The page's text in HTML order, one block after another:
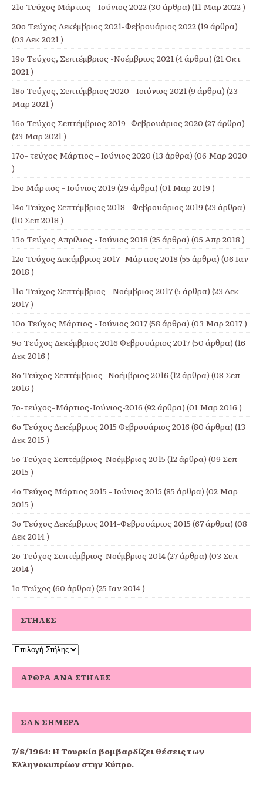
21ο Τεύχος Μάρτιος - Ιούνιος 2022(30 άρθρα) (11 Μαρ 2022 )
20ο Τεύχος Δεκέμβριος 2021-Φεβρουάριος 2022(19 άρθρα)
(03 Δεκ 2021 )
19ο Τεύχος, Σεπτέμβριος -Νοέμβριος 2021(4 άρθρα) (21 Οκτ
2021 )
18ο Τεύχος, Σεπτέμβριος 2020 - Ιοιύνιος 2021(9 άρθρα) (23
Μαρ 2021 )
16ο Τεύχος Σεπτέμβριος 2019- Φεβρουάριος 2020 (27 άρθρα)
(23 Μαρ 2021 )
17o- τεύχος Μάρτιος – Ιούνιος 2020 (13 άρθρα) (06 Μαρ 2020
)
15ο Μάρτιος - Ιούνιος 2019 (29 άρθρα) (01 Μαρ 2019 )
14ο Τεύχος Σεπτέμβριος 2018 - Φεβρουάριος 2019 (23 άρθρα)
(10 Σεπ 2018 )
13ο Τεύχος Απρίλιος - Ιούνιος 2018 (25 άρθρα) (05 Απρ 2018 )
12ο Τεύχος Δεκέμβριος 2017- Μάρτιος 2018 (55 άρθρα) (06 Ιαν
2018 )
11o Τεύχος Σεπτέμβριος - Νοέμβριος 2017(5 άρθρα) (23 Δεκ
2017 )
10ο Τεύχος Μάρτιος - Ιούνιος 2017(58 άρθρα) (03 Μαρ 2017 )
9o Τεύχος Δεκέμβριος 2016 Φεβρουάριος 2017(50 άρθρα) (16
Δεκ 2016 )
8ο Τεύχος Σεπτέμβριος- Νοέμβριος 2016 (12 άρθρα) (08 Σεπ
2016 )
7ο-τεύχος-Μάρτιος-Ιούνιος-2016 (92 άρθρα) (01 Μαρ 2016 )
6ο Τεύχος Δεκέμβριος 2015 Φεβρουάριος 2016 (80 άρθρα) (13
Δεκ 2015 )
5ο Τεύχος Σεπτέμβριος-Νοέμβριος 2015 (12 άρθρα) (09 Σεπ
2015 )
4ο Τεύχος Μάρτιος 2015 - Ιούνιος 2015 (85 άρθρα) (02 Μαρ
2015 )
3ο Τεύχος Δεκέμβριος 2014-Φεβρουάριος 2015 (67 άρθρα) (08
Δεκ 2014 )
2ο Τεύχος Σεπτέμβριος-Νοέμβριος 2014(27 άρθρα) (03 Σεπ
2014 )
1ο Τεύχος (60 άρθρα) (25 Ιαν 2014 )
ΣΤΉΛΕΣ
ΆΡΘΡΑ ΑΝΆ ΣΤΉΛΕΣ
ΣΑΝ ΣΉΜΕΡΑ
7/8/1964: Η Τουρκία βομβαρδίζει θέσεις των
Ελληνοκυπρίων στην Κύπρο.